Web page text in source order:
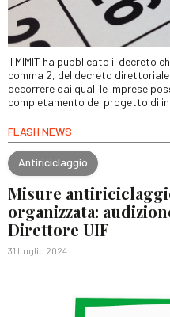
Il MIMIT ha pubblicato il decreto
comma 2, del decreto
decorrere dai quali le imprese
completamento del progetto di
FLASH NEWS
Antiriciclaggio
Misure
organizzata:
Direttore UIF
31 Luglio 2024